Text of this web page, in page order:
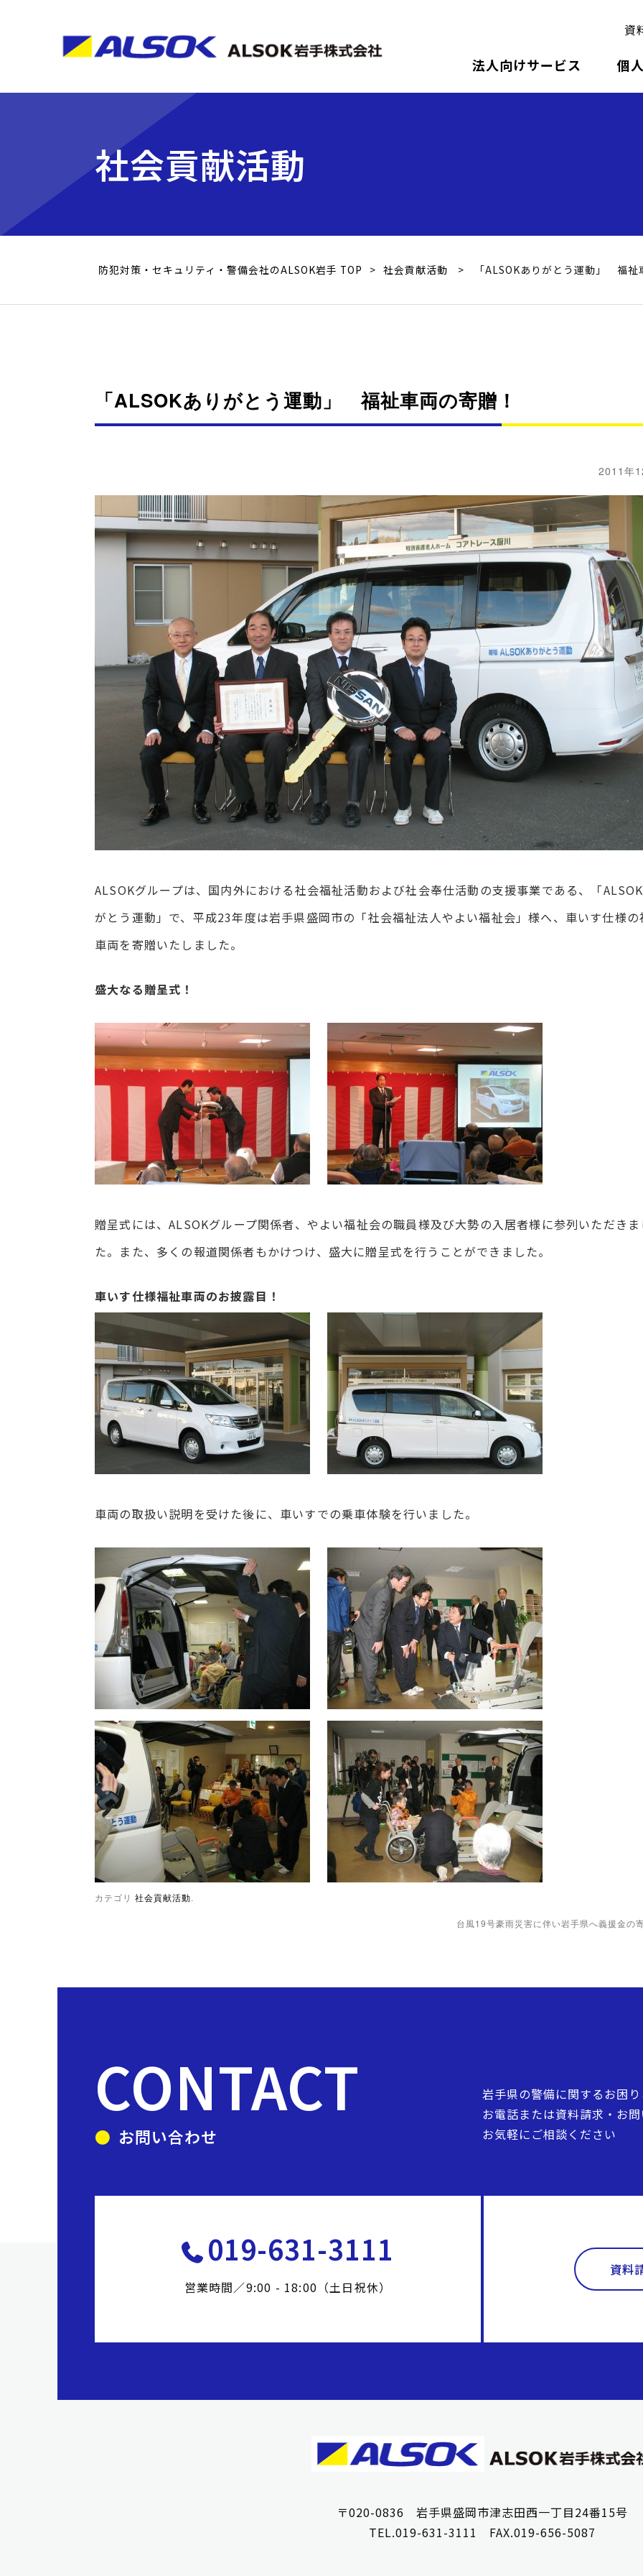
資
法人向けサービス 個
社会貢献活動
防犯対策・セキュリティ・警備会社のALSOK岩手 TOP > 社会貢献活動 > 「ALSOKありがとう運動」 福祉
「ALSOKありがとう運動」 福祉車両の寄贈！
2011年
ALSOKグループは、国内外における社会福祉活動および社会奉仕活動の支援事業である、「
がとう運動」で、平成23年度は岩手県盛岡市の「社会福祉法人やよい福祉会」様へ、車いす仕様の
車両を寄贈いたしました。
盛大なる贈呈式！
贈呈式には、ALSOKグループ関係者、やよい福祉会の職員様及び大勢の入居者様に参列いただきま
た。また、多くの報道関係者もかけつけ、盛大に贈呈式を行うことができました。
車いす仕様福祉車両のお披露目！
車両の取扱い説明を受けた後に、車いすでの乗車体験を行いました。
カテゴリ 社会貢献活動.
台風19号豪雨災害に伴い岩手県へ義援金の
CONTACT
お問い合わせ
岩手県の警備に関するお困
お電話または資料請求・お
お気軽にご相談ください
019-631-3111
営業時間／9:00 - 18:00（土日祝休）
資料
〒020-0836 岩手県盛岡市津志田西一丁目24番15号
TEL.019-631-3111 FAX.019-656-5087